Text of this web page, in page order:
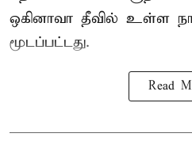
ஒகினாவா தீவில் உள்ள
மூடப்பட்டது.
Read